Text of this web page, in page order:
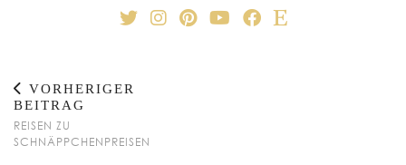
VORHERIGER
BEITRAG
REISEN ZU
SCHNÄPPCHENPREISEN